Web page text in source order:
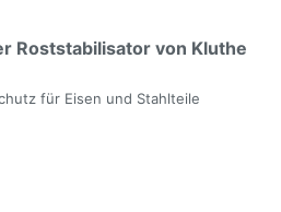
Roststabilisator von Kluthe
für Eisen und Stahlteile